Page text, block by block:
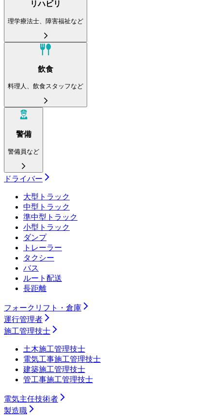
リハビリ
理学療法士、障害福祉など
飲食
料理人、飲食スタッフなど
警備
警備員など
ドライバー
大型トラック
中型トラック
準中型トラック
小型トラック
ダンプ
トレーラー
タクシー
バス
ルート配送
長距離
フォークリフト・倉庫
運行管理者
施工管理技士
土木施工管理技士
電気工事施工管理技士
建築施工管理技士
管工事施工管理技士
電気主任技術者
製造職